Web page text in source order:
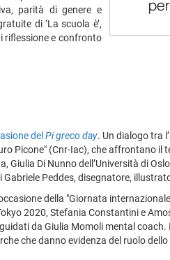
parità di genere e
di ‘La scuola è’,
riflessione e confronto
del Pi greco day. Un dialogo tra
Picone" (Cnr-Iac), che affrontano il
Giulia Di Nunno dell’Università di
Peddes, disegnatore,
della "Giornata
2020, Stefania Constantini e
da Giulia Momoli mental
che danno evidenza del ruolo